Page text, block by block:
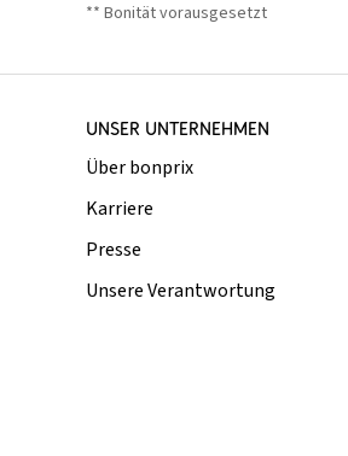
** Bonität vorausgesetzt
UNSER UNTERNEHMEN
Über bonprix
Karriere
Presse
Unsere Verantwortung